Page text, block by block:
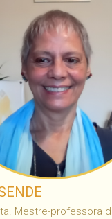
Mestre-professora